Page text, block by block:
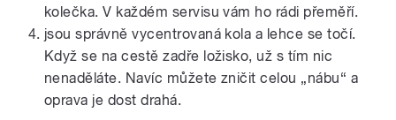
kolečka. V každém servisu vám ho rádi přeměří.
jsou správně vycentrovaná kola a lehce se točí.
Když se na cestě zadře ložisko, už s tím nic
nenaděláte. Navíc můžete zničit celou „nábu“ a
oprava je dost drahá.